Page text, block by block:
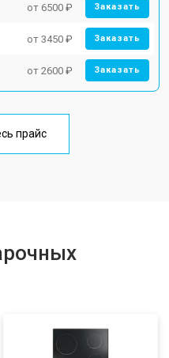
от 6500 ₽ Заказать
от 3450 ₽ Заказать
от 2600 ₽ Заказать
прайс